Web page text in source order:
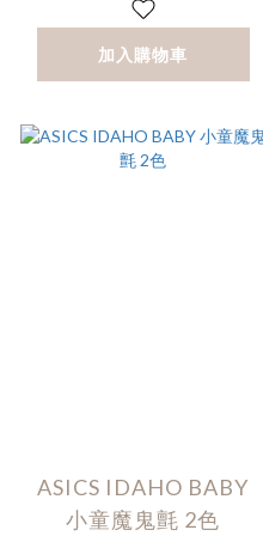
加入購物車
ASICS IDAHO BABY
小童魔鬼氈 2色